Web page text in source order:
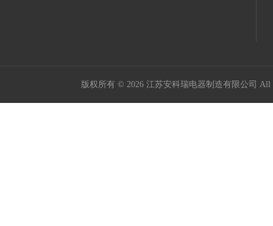
版权所有 © 2026 江苏安科瑞电器制造有限公司